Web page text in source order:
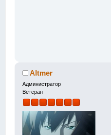
Altmer
Администратор
Ветеран